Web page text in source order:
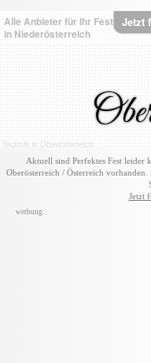
Jetzt
Alle Anbieter für Ihr Fest
in Niederösterreich
Technik in Oberösterreich
Aktuell sind Perfektes Fest leider
Oberösterreich / Österreich
Jetzt
werbung: